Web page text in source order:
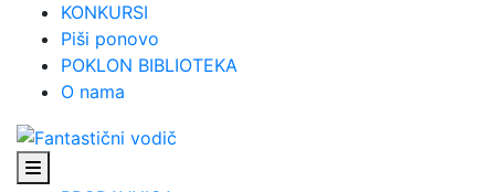
KONKURSI
Piši ponovo
POKLON BIBLIOTEKA
O nama